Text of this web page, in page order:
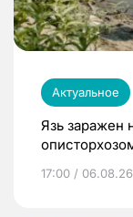
Актуальное
Язь заражен
17:00 / 06.08.26